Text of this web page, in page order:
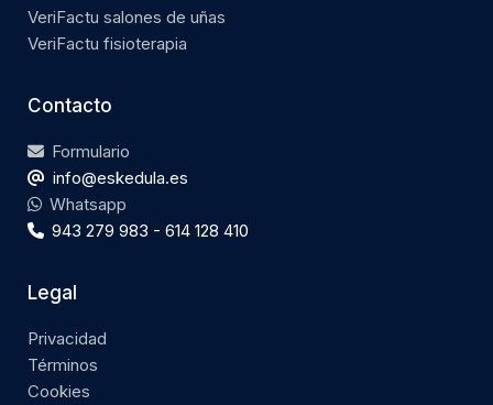
VeriFactu salones de uñas
VeriFactu fisioterapia
Contacto
Formulario
info@eskedula.es
Whatsapp
943 279 983 - 614 128 410
Legal
Privacidad
Términos
Cookies